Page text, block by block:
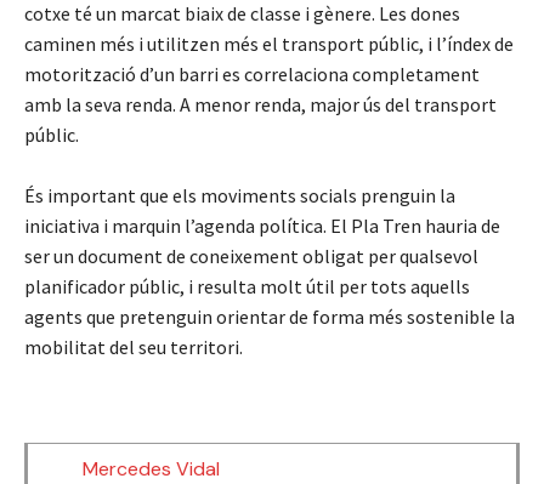
cotxe té un marcat biaix de classe i gènere. Les dones
caminen més i utilitzen més el transport públic, i l’índex de
motorització d’un barri es correlaciona completament
amb la seva renda. A menor renda, major ús del transport
públic.
És important que els moviments socials prenguin la
iniciativa i marquin l’agenda política. El Pla Tren hauria de
ser un document de coneixement obligat per qualsevol
planificador públic, i resulta molt útil per tots aquells
agents que pretenguin orientar de forma més sostenible la
mobilitat del seu territori.
Mercedes Vidal